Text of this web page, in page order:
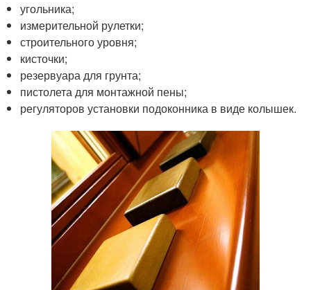
угольника;
измерительной рулетки;
строительного уровня;
кисточки;
резервуара для грунта;
пистолета для монтажной пены;
регуляторов установки подоконника в виде колышек.